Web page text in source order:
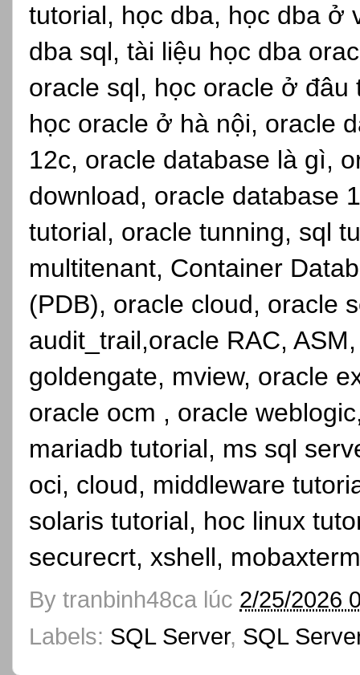
tutorial, học dba, học dba ở
dba sql, tài liệu học dba
oracle sql, học oracle ở
học oracle ở hà nội, oracle
12c, oracle database là gì,
download, oracle database
tutorial, oracle tunning, sql
multitenant, Container
(PDB), oracle cloud, oracle
audit_trail,oracle RAC,
goldengate, mview, oracle
oracle ocm , oracle
mariadb tutorial, ms sql
oci, cloud, middleware
solaris tutorial, hoc linux
securecrt, xshell,
By tranbinh48ca lúc 2/25/2026
Labels: SQL Server, SQL